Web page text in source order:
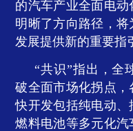
的汽车产业全面电
明晰了方向路径，
发展提供新的重要指
“共识”指出，全
破全面市场化拐点
快开发包括纯电动、
燃料电池等多元化